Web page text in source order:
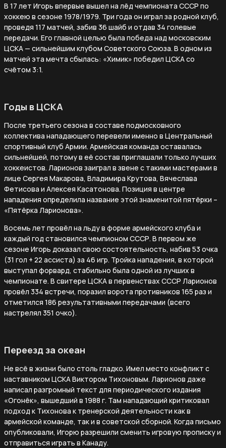
В 17 лет Игорь впервые вышел на лёд чемпионата СССР по
хоккею в сезоне 1978/1979. Три года он играл за родной клуб,
проведя 117 матчей, забив 36 шайб и отдав 34 голевые
передачи. Его главной целью была победа над московским
ЦСКА — сильнейшим клубом Советского Союза. В одном из
матчей эта мечта сбылась: «Химик» победил ЦСКА со
счётом 3:1.
Годы в ЦСКА
После третьего сезона в составе подмосковного
коллектива нападающего перевели именно в Центральный
спортивный клуб Армии. Армейская команда оставалась
сильнейшей, потому в её состав приглашали только лучших
хоккеистов. Ларионов заиграл в звене с такими мастерами в
лице Сергея Макарова, Владимира Крутова, Вячеслава
Фетисова и Алексея Касатонова. Позиция в центре
нападения определила название этой знаменитой пятёрки –
«Пятёрка Ларионова».
Восемь лет провёл на льду в форме армейского клуба и
каждый год становился чемпионом СССР. В первом же
сезоне Игорь доказал свою состоятельность, набив 53 очка
(31 гол + 22 ассиста) за 46 игр. Тройка нападения, в которой
выступал форвард, стабильно была одной из лучших в
чемпионате. В свитере ЦСКА в первенствах СССР Ларионов
провёл 334 встречи, поразил ворота противников 165 раз и
отметился 186 результативными передачами (всего
настрелял 351 очко).
Переезд за океан
Не всё в жизни было столь гладко. Имел место конфликт с
наставником ЦСКА Виктором Тихоновым. Ларионов даже
написал разгромный текст для периодического издания
«Огонёк», вышедший в 1988 г. Там нападающий критиковал
подход к Тихонова к тренерской деятельности как в
армейской команде, так и в советской сборной. Когда письмо
опубликовали, Игорю разрешили сменить игровую прописку и
отправиться играть в Канаду.